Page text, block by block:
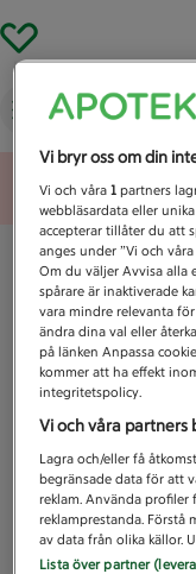
Vad letar
Vi bryr oss om din
Vi och våra1 partners
webbläsardata eller
accepterar tillåter du att
anges under ”Vi och
Om du väljer Avvisa alla
spårare är inaktiverade
vara mindre relevanta
ändra dina val eller
på länken Anpassa
kommer att ha effekt
integritetspolicy.
Vi och våra
Lagra och/eller få
begränsade data för att
reklam. Använda profiler
reklamprestanda.
av data från olika källor.
Lista över partner